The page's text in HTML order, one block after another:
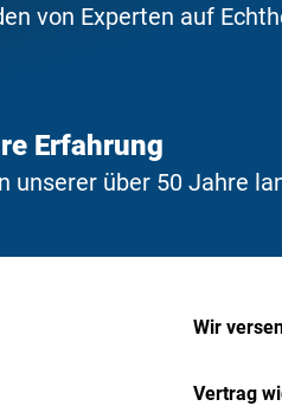
von Experten auf
Erfahrung
unserer über 50 Jahre
Wir
Vertrag